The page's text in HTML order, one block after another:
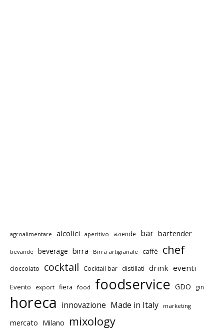
agroalimentare alcolici aperitivo aziende bar bartender
bevande beverage birra Birra artigianale caffè chef
cioccolato cocktail Cocktail bar distillati drink eventi
Evento export fiera food foodservice GDO gin
horeca innovazione Made in Italy marketing
mercato Milano mixology